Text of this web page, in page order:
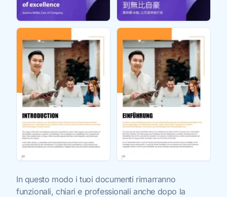
In questo modo i tuoi documenti rimarranno
funzionali, chiari e professionali anche dopo la